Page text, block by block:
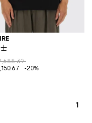
-20%
1